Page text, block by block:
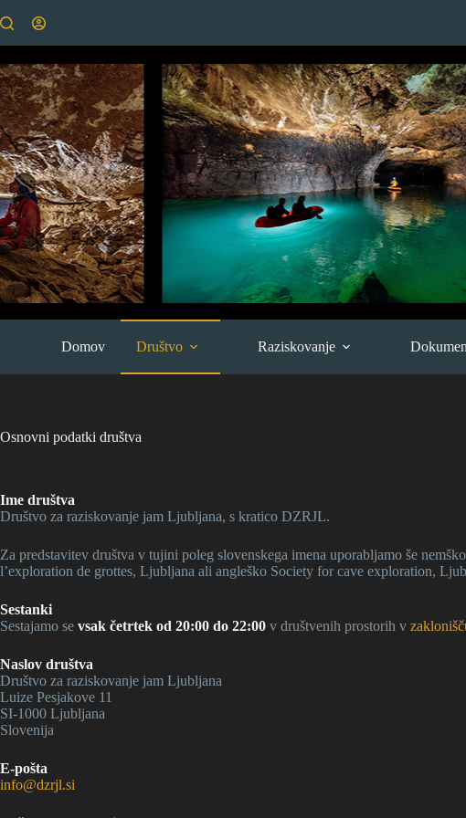
to
Domov Društvo Raziskovanje
Osnovni podatki društva
Ime društva
Društvo za raziskovanje jam Ljubljana, s kratico DZRJL.
Za predstavitev društva v tujini poleg slovenskega imena uporabljamo še
l’exploration de grottes, Ljubljana ali angleško Society for cave exploration,
Sestanki
Sestajamo se vsak četrtek od 20:00 do 22:00 v društvenih prostorih v
Naslov društva
Društvo za raziskovanje jam Ljubljana
Luize Pesjakove 11
SI-1000 Ljubljana
Slovenija
E-pošta
info@dzrjl.si